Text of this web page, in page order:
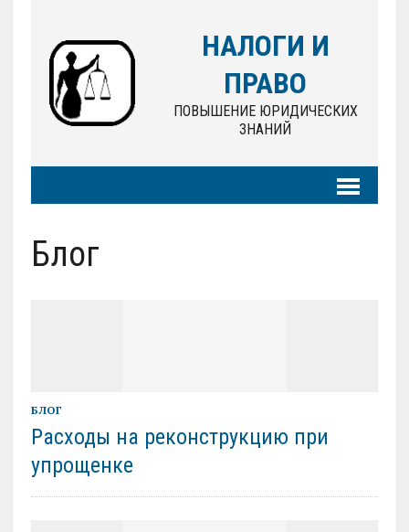
НАЛОГИ И
ПРАВО
ПОВЫШЕНИЕ ЮРИДИЧЕСКИХ
ЗНАНИЙ
Блог
БЛОГ
Расходы на реконструкцию при
упрощенке